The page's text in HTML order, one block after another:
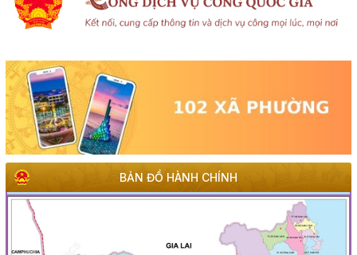
BẢN ĐỒ HÀNH CHÍNH